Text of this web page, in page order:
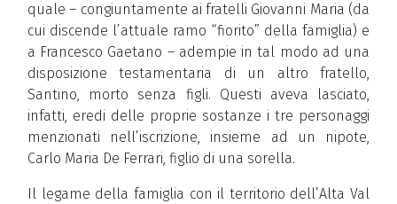
quale – congiuntamente ai fratelli Giovanni Maria (da
cui discende l’attuale ramo “fiorito” della famiglia) e
a Francesco Gaetano – adempie in tal modo ad una
disposizione testamentaria di un altro fratello,
Santino, morto senza figli. Questi aveva lasciato,
infatti, eredi delle proprie sostanze i tre personaggi
menzionati nell’iscrizione, insieme ad un nipote,
Carlo Maria De Ferrari, figlio di una sorella.
Il legame della famiglia con il territorio dell’Alta Val